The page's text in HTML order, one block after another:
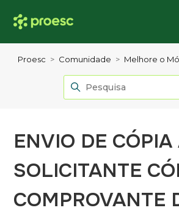
Proesc Comunidade Melhore o
ENVIO DE CÓPIA
SOLICITANTE
COMPROVANTE